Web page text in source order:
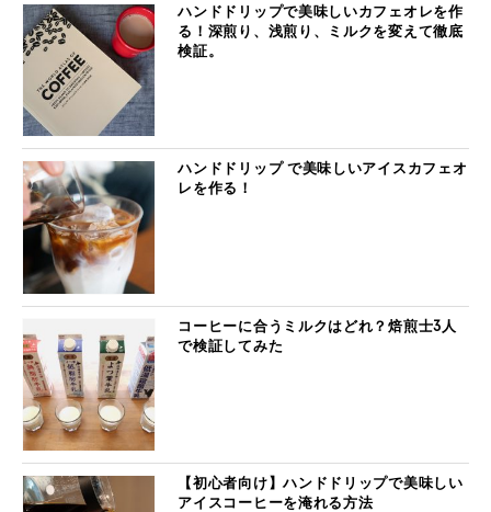
ハンドドリップで美味しいカフェオレを作
る！深煎り、浅煎り、ミルクを変えて徹底
検証。
ハンドドリップ で美味しいアイスカフェオ
レを作る！
コーヒーに合うミルクはどれ？焙煎士3人
で検証してみた
【初心者向け】ハンドドリップで美味しい
アイスコーヒーを淹れる方法